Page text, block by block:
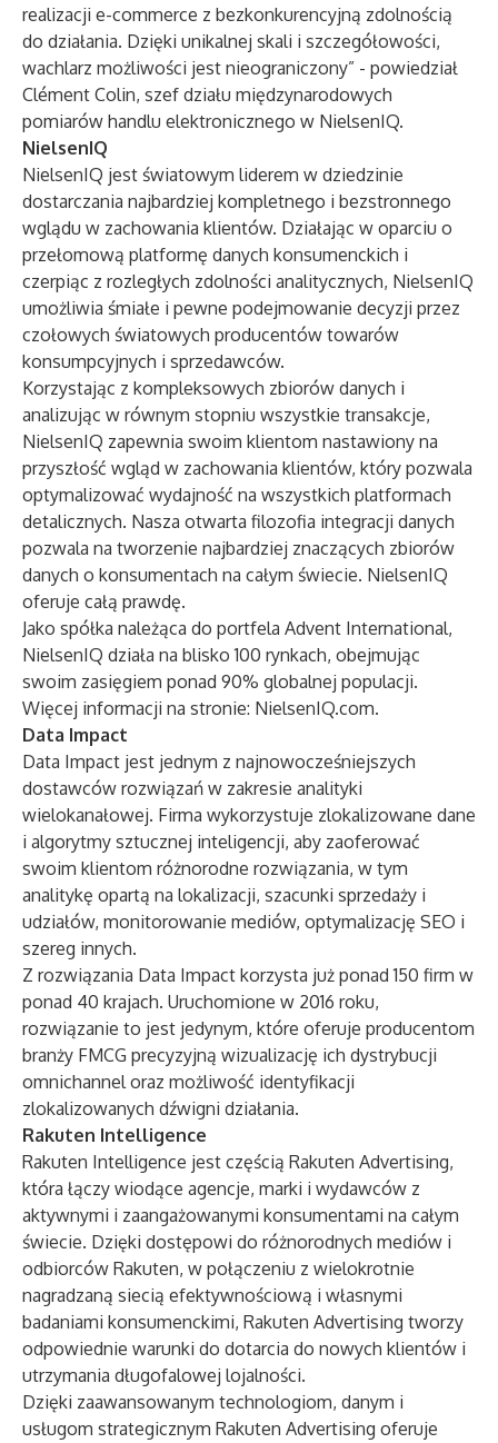
realizacji e-commerce z bezkonkurencyjną zdolnością
do działania. Dzięki unikalnej skali i szczegółowości,
wachlarz możliwości jest nieograniczony” - powiedział
Clément Colin, szef działu międzynarodowych
pomiarów handlu elektronicznego w NielsenIQ.
NielsenIQ
NielsenIQ jest światowym liderem w dziedzinie
dostarczania najbardziej kompletnego i bezstronnego
wglądu w zachowania klientów. Działając w oparciu o
przełomową platformę danych konsumenckich i
czerpiąc z rozległych zdolności analitycznych, NielsenIQ
umożliwia śmiałe i pewne podejmowanie decyzji przez
czołowych światowych producentów towarów
konsumpcyjnych i sprzedawców.
Korzystając z kompleksowych zbiorów danych i
analizując w równym stopniu wszystkie transakcje,
NielsenIQ zapewnia swoim klientom nastawiony na
przyszłość wgląd w zachowania klientów, który pozwala
optymalizować wydajność na wszystkich platformach
detalicznych. Nasza otwarta filozofia integracji danych
pozwala na tworzenie najbardziej znaczących zbiorów
danych o konsumentach na całym świecie. NielsenIQ
oferuje całą prawdę.
Jako spółka należąca do portfela Advent International,
NielsenIQ działa na blisko 100 rynkach, obejmując
swoim zasięgiem ponad 90% globalnej populacji.
Więcej informacji na stronie: NielsenIQ.com.
Data Impact
Data Impact jest jednym z najnowocześniejszych
dostawców rozwiązań w zakresie analityki
wielokanałowej. Firma wykorzystuje zlokalizowane dane
i algorytmy sztucznej inteligencji, aby zaoferować
swoim klientom różnorodne rozwiązania, w tym
analitykę opartą na lokalizacji, szacunki sprzedaży i
udziałów, monitorowanie mediów, optymalizację SEO i
szereg innych.
Z rozwiązania Data Impact korzysta już ponad 150 firm w
ponad 40 krajach. Uruchomione w 2016 roku,
rozwiązanie to jest jedynym, które oferuje producentom
branży FMCG precyzyjną wizualizację ich dystrybucji
omnichannel oraz możliwość identyfikacji
zlokalizowanych dźwigni działania.
Rakuten Intelligence
Rakuten Intelligence jest częścią Rakuten Advertising,
która łączy wiodące agencje, marki i wydawców z
aktywnymi i zaangażowanymi konsumentami na całym
świecie. Dzięki dostępowi do różnorodnych mediów i
odbiorców Rakuten, w połączeniu z wielokrotnie
nagradzaną siecią efektywnościową i własnymi
badaniami konsumenckimi, Rakuten Advertising tworzy
odpowiednie warunki do dotarcia do nowych klientów i
utrzymania długofalowej lojalności.
Dzięki zaawansowanym technologiom, danym i
usługom strategicznym Rakuten Advertising oferuje